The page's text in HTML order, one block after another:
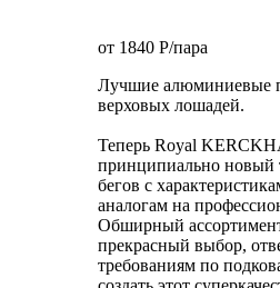
от 1840 P/пара
Лучшие алюминиевые
верховых лошадей.
Теперь Royal
принципиально новый
бегов с
аналогам на
Обширный
прекрасный выбор,
требованиям по